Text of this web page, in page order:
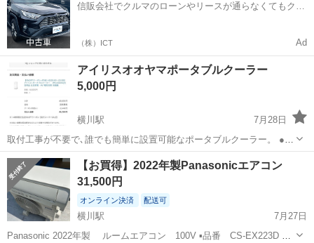
信販会社でクルマのローンやリースが通らなくてもクル
（株）ICT Ad
アイリスオオヤマポータブルクーラー
5,000円
横川駅
7月28日
取付工事が不要で､誰でも簡単に設置可能なポータブルクーラー。 ●エ
アコン配管穴が無く設置が難しい場所(キッチンやガレージなど)に､誰
でも簡単に設置できる移動式です｡窓パネルの高さ固定はバックル式
で､従来のネジ締め方式と違いワ...
広島 広島市 横川駅 季節、空調家電
【お買得】2022年製Panasonicエアコン
31,500円
オンライン決済 配送可
横川駅
7月27日
Panasonic 2022年製 ルームエアコン 100V ▪︎品番 CS-EX223D エ